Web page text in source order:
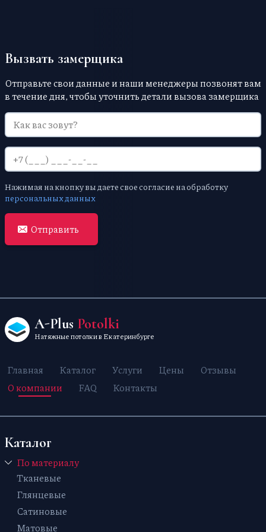
Вызвать замерщика
Отправьте свои данные и наши менеджеры позвонят вам
в течение дня, чтобы уточнить детали вызова замерщика
Нажимая на кнопку вы даете свое согласие на обработку
персональных данных
Отправить
A-Plus Potolki
Натяжные потолки в Екатеринбурге
Главная Каталог Услуги Цены
Отзывы
О компании
FAQ Контакты
Каталог
По материалу
Тканевые
Глянцевые
Сатиновые
Матовые